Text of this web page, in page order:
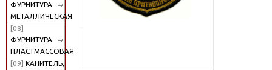
ФУРНИТУРА
МЕТАЛЛИЧЕСКАЯ
[08]
ФУРНИТУРА
ПЛАСТМАССОВАЯ
[09] КАНИТЕЛЬ,